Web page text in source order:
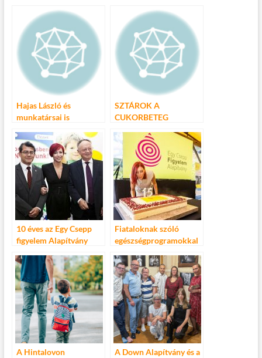
nőket bemutató film, a
Toldi lányok mellé
Hajas László és
munkatársai is
Rosszcsont Alapítvány
Anyák napi
rendezvényét
SZTÁROK A
CUKORBETEG
CSEPP FIGYELEM
ALAPÍTVÁNY
10 éves az Egy Csepp
figyelem Alapítvány
Fiataloknak szóló
egészségprogramokkal
15 éves egy csepp
figyelem alapítvány
A Hintalovon
A Down Alapítvány és a